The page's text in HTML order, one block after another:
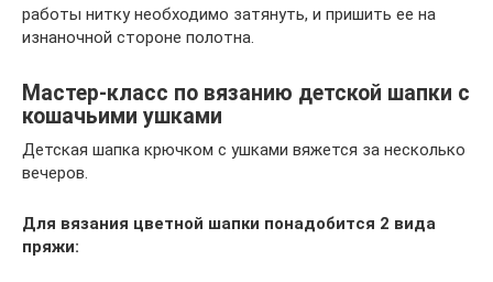
работы нитку необходимо затянуть, и пришить ее на
изнаночной стороне полотна.
Мастер-класс по вязанию детской шапки с
кошачьими ушками
Детская шапка крючком с ушками вяжется за несколько
вечеров.
Для вязания цветной шапки понадобится 2 вида
пряжи: